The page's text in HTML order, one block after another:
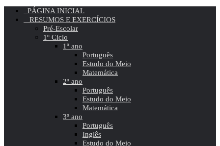
PÁGINA INICIAL
RESUMOS E EXERCÍCIOS
Pré-Escolar
1º Ciclo
1º ano
Português
Estudo do Meio
Matemática
2º ano
Português
Estudo do Meio
Matemática
3º ano
Português
Inglês
Estudo do Meio